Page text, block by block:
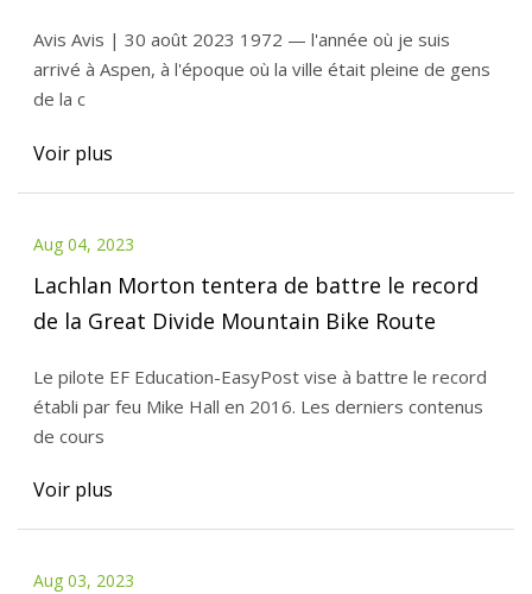
Avis Avis | 30 août 2023 1972 — l'année où je suis
arrivé à Aspen, à l'époque où la ville était pleine de gens
de la c
Voir plus
Aug 04, 2023
Lachlan Morton tentera de battre le record
de la Great Divide Mountain Bike Route
Le pilote EF Education-EasyPost vise à battre le record
établi par feu Mike Hall en 2016. Les derniers contenus
de cours
Voir plus
Aug 03, 2023